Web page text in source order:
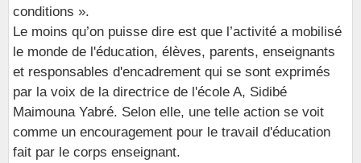
conditions ».
Le moins qu’on puisse dire est que l’activité a mobilisé
le monde de l'éducation, élèves, parents, enseignants
et responsables d'encadrement qui se sont exprimés
par la voix de la directrice de l'école A, Sidibé
Maimouna Yabré. Selon elle, une telle action se voit
comme un encouragement pour le travail d'éducation
fait par le corps enseignant.